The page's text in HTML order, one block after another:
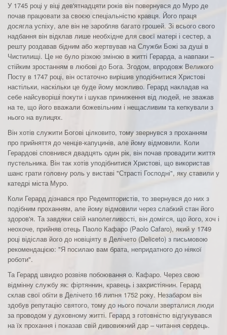
У 1745 році у віці дев'ятнадцяти років він повернувся до Муро де
почав працювати за своєю спеціальністю кравця. Його праця
досягла успіху, але він не заробляв багато грошей. Зі всього свого
надбання він відклав лише необхідне для своєї матері і сестер, а
решту роздавав бідним або жертвував на Служби Божі за душі в
Чистилищі. Це не було різкою зміною в житті Герарда, а навпаки –
стійким зростанням в любові до Бога. Згодом, впродовж Великого
Посту в 1747 році, він остаточно вирішив уподібнитися Христові
настільки, наскільки це буде йому можливо. Герард накладав на
себе найсуворіші покути і шукав приниження від людей, не зважав
на те, що його вважали божевільним і нещасливим та кепкували з
нього на вулицях.
Він хотів служити Богові цілковито, тому звернувся з проханням
про прийняття до ченців-капуцинів, але йому відмовили. Коли
Герардові сповнився двадцять один рік, він почав провадити життя
пустельника. Він так хотів уподібнитися Христові, що використав
шанс грати головну роль у виставі "Страсті Господні", яку ставили у
катедрі міста Муро.
Коли Герард дізнався про Редемптористів, то звернувся до них з
подібним проханням, але йому відмовили через слабкий стан його
здоров'я. Та завдяки свїй наполегливості, він домігся, що його, хоч і
неохоче, прийняв отець Паоло Кафаро (Paolo Cafaro), який у 1749
році відіслав його до новіціяту в Делічето (Deliceto) з письмовою
рекомендацією: "Я посилаю вам брата, непридатного до ніякої
роботи".
Та Герард швидко розвіяв побоювання о. Кафаро. Через свою
відмінну службу як: фіртяннин, кравець і захристіянин. Герард
склав свої обіти в Делічето 16 липня 1752 року. Незабаром він
здобув репутацію святого, тому до нього почали зверталися люди
за проводом у духовному житті. Герард з готовністю відгукувався
на їх прохання і показав свій дивовижний дар – читання сердець.